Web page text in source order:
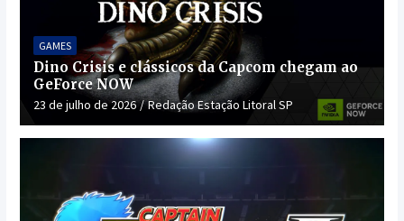
GAMES
Dino Crisis e clássicos da Capcom chegam ao
GeForce NOW
23 de julho de 2026 Redação Estação Litoral SP